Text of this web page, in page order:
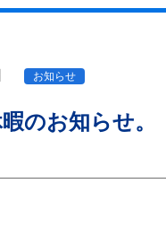
お知らせ
のお知らせ。